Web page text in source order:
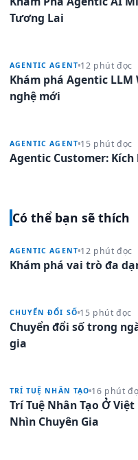
Tương Lai
AGENTIC AGENT 12 phút đọc
Khám phá Agentic
nghệ mới
AGENTIC AGENT 15 phút đọc
Agentic Customer:
Có thể bạn sẽ thích
AGENTIC AGENT 12 phút đọc
Khám phá vai trò đa
CHUYỂN ĐỔI SỐ 15 phút đọc
Chuyển đổi số trong
gia
TRÍ TUỆ NHÂN TẠO 16 phút
Trí Tuệ Nhân Tạo Ở
Nhìn Chuyên Gia